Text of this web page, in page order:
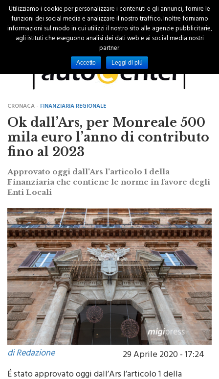
CRONACA -FINANZIARIA REGIONALE
Ok dall’Ars, per Monreale 500
mila euro l’anno di contributo
fino al 2023
Approvato oggi dall'Ars l'articolo 1 della
Finanziaria che contiene le norme in favore degli
di Redazione
29 Aprile 2020 - 17:24
Utilizziamo i cookie per personalizzare i contenuti e gli annunci, fornire le
funzioni dei social media e analizzare il nostro traffico. Inoltre forniamo
informazioni sul modo in cui utilizzi il nostro sito alle agenzie pubblicitarie,
agli istituti che eseguono analisi dei dati web e ai social media nostri
partner.
Accetto Leggi di più